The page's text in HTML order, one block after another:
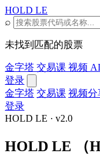
HOLD LE
⌕
未找到匹配的股票
金字塔 交易课 视频
登录
金字塔 交易课 视频分
登录
HOLD LE · v2.0
HOLD LE （